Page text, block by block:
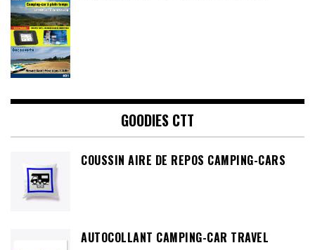
GOODIES CTT
COUSSIN AIRE DE REPOS CAMPING-CARS
AUTOCOLLANT CAMPING-CAR TRAVEL